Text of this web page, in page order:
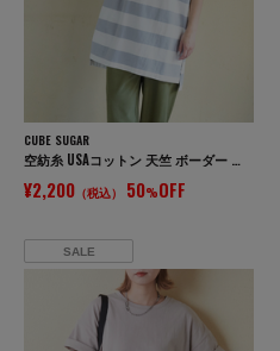
CUBE SUGAR
空紡糸 USAコットン 天竺 ボーダー ボトル入り 脇スリット チュニック ボトルTee
¥2,200 （税込） 50%OFF
SALE